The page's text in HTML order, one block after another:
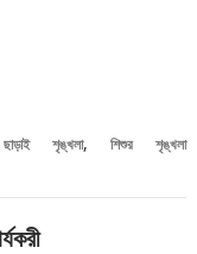
শৃঙ্খলা,শিশুর শৃঙ্খলা